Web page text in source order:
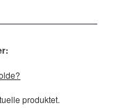
produktet.